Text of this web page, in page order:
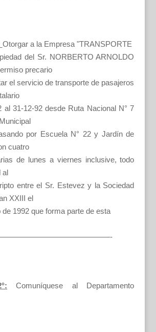
Otorgar a la Empresa "TRANSPORTE
del Sr. NORBERTO ARNOLDO
precario
el servicio de transporte de pasajeros
al 31-12-92 desde Ruta Nacional N° 7
por Escuela N° 22 y Jardín de
cuatro
de lunes a viernes inclusive, todo
al
entre el Sr. Estevez y la Sociedad
XXIII el
1992 que forma parte de esta
Comuníquese al Departamento